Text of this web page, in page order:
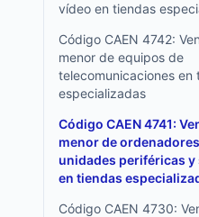
vídeo en tiendas
Código CAEN 4742:
menor de equipos de
telecomunicaciones en
especializadas
Código CAEN 4741:
menor de
unidades periféricas
en tiendas
Código CAEN 4730: